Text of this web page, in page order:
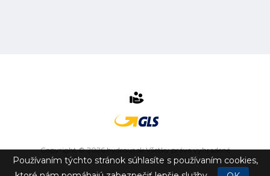
Copyright © 2026 hydrous.sk Všetky práva vyhradené
eshop na mieruvytvorilovibration.sk
Používaním týchto stránok súhlasíte s používaním cookies,